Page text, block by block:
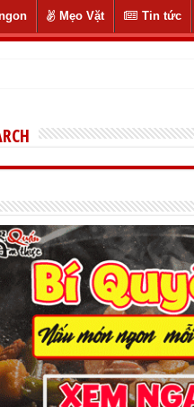
Mẹo Vặt Tin tức